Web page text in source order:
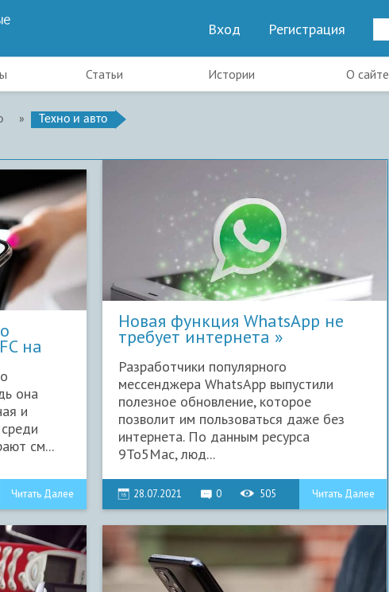
Вход Регистрация
Статьи Истории О сайте
» Техно и авто
на
она
и
см...
Читать Далее
Новая функция WhatsApp не
требует интернета
Разработчики популярного
мессенджера WhatsApp выпустили
полезное обновление, которое
позволит им пользоваться даже без
интернета. По данным ресурса
9To5Mac, люд...
28.07.2021 0 505 Читать Далее